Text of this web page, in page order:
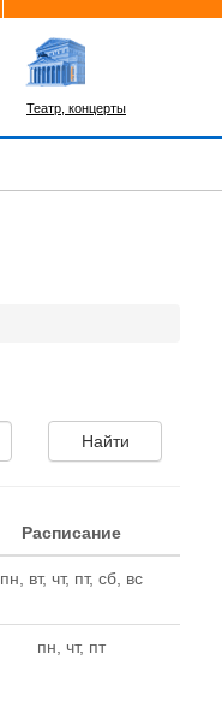
Театр, концерты
Расписание
пн, вт, чт, пт, сб, вс
пн, чт, пт